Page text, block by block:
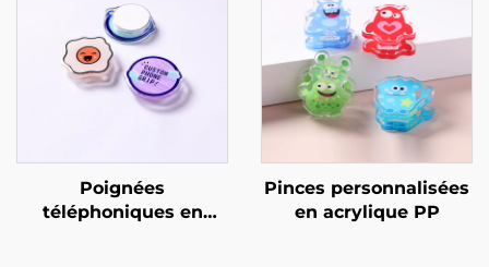
Poignées
téléphoniques en
Pinces personnalisées
en acrylique PP